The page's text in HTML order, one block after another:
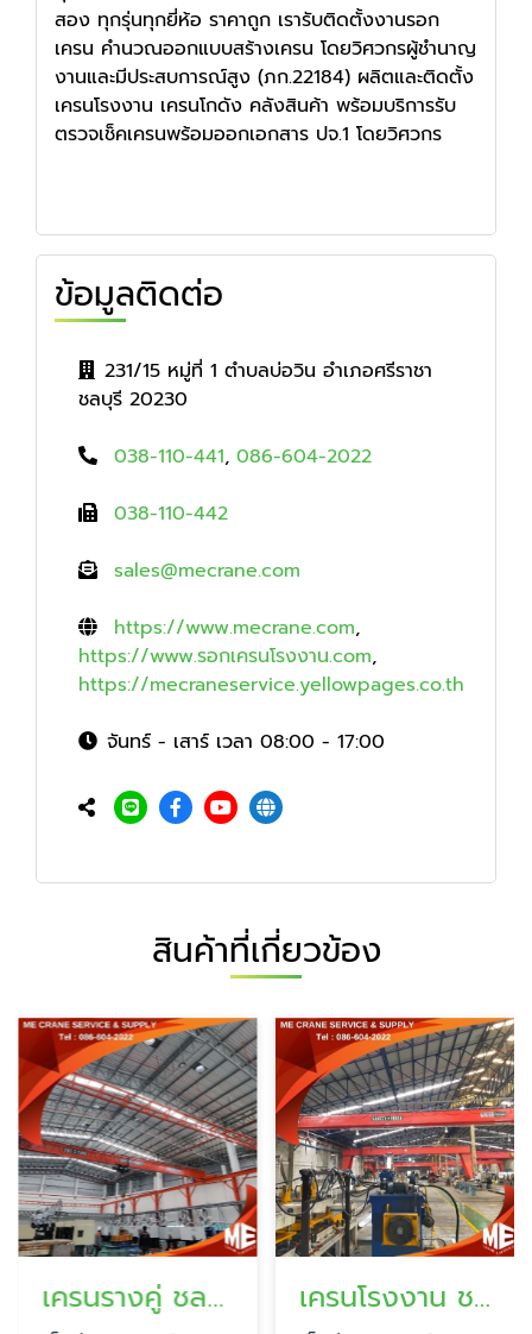
สอง ทุกรุ่นทุกยี่ห้อ ราคาถูก เรารับติดตั้งงานรอก
เครน คำนวณออกแบบสร้างเครน โดยวิศวกรผู้ชำนาญ
งานและมีประสบการณ์สูง (ภก.22184) ผลิตและติดตั้ง
เครนโรงงาน เครนโกดัง คลังสินค้า พร้อมบริการรับ
ตรวจเช็คเครนพร้อมออกเอกสาร ปจ.1 โดยวิศวกร
ข้อมูลติดต่อ
231/15 หมู่ที่ 1 ตำบลบ่อวิน อำเภอศรีราชา
ชลบุรี 20230
038-110-441, 086-604-2022
038-110-442
sales@mecrane.com
https://www.mecrane.com,
https://www.รอกเครนโรงงาน.com,
https://mecraneservice.yellowpages.co.th
จันทร์ - เสาร์ เวลา 08:00 - 17:00
สินค้าที่เกี่ยวข้อง
เครนรางคู่ ชลบุรี เครนโรงงาน ชลบุรี